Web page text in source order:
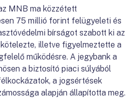
MNB ma közzétett
75 millió forint felügyeleti és
bírságot szabott ki az
illetve figyelmeztette a
működésre. A jegybank a
a biztosító piaci súlyából
a jogsértések
alapján állapította meg.